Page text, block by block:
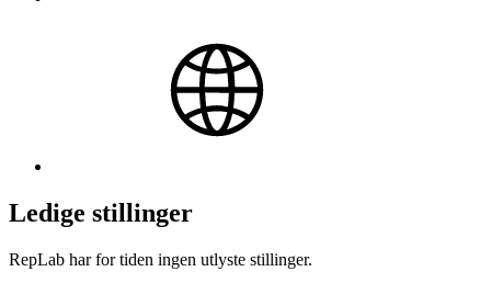
Ledige stillinger
RepLab har for tiden ingen utlyste stillinger.